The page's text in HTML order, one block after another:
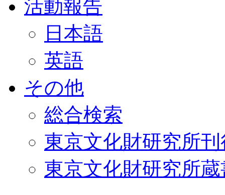
活動報告
日本語
英語
その他
総合検索
東京文化財研究所
東京文化財研究所